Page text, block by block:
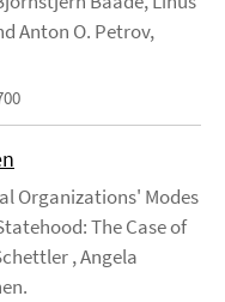
Anton O. Petrov,
Organizations' Modes
The Case of
, Angela